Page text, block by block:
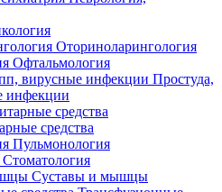
Оториноларингология
Офтальмология
Простуда,
инфекции
средства
Пульмонология
Стоматология
Суставы и мышцы